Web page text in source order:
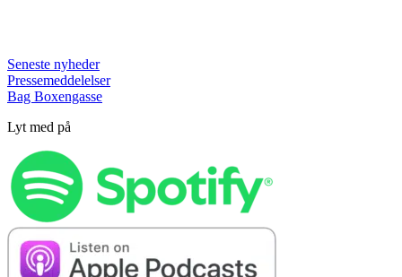
Seneste nyheder
Pressemeddelelser
Bag Boxengasse
Lyt med på